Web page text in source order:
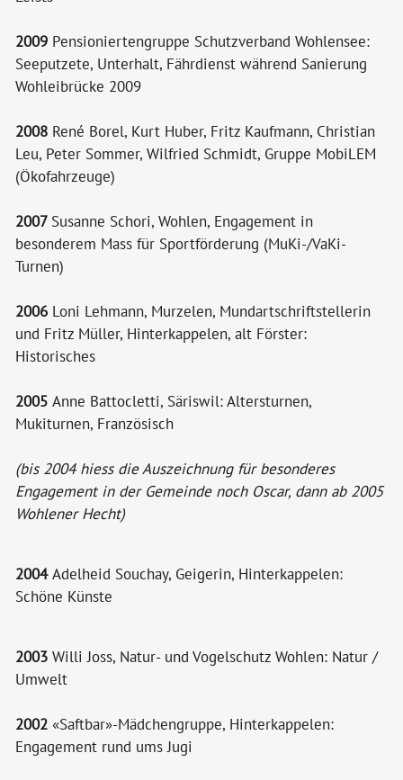
2009 Pensioniertengruppe Schutzverband Wohlensee:
Seeputzete, Unterhalt, Fährdienst während Sanierung
Wohleibrücke 2009
2008 René Borel, Kurt Huber, Fritz Kaufmann, Christian
Leu, Peter Sommer, Wilfried Schmidt, Gruppe MobiLEM
(Ökofahrzeuge)
2007 Susanne Schori, Wohlen, Engagement in
besonderem Mass für Sportförderung (MuKi-/VaKi-
Turnen)
2006 Loni Lehmann, Murzelen, Mundartschriftstellerin
und Fritz Müller, Hinterkappelen, alt Förster:
Historisches
2005 Anne Battocletti, Säriswil: Altersturnen,
Mukiturnen, Französisch
(bis 2004 hiess die Auszeichnung für besonderes
Engagement in der Gemeinde noch Oscar, dann ab 2005
Wohlener Hecht)
2004Adelheid Souchay, Geigerin, Hinterkappelen:
Schöne Künste
2003 Willi Joss, Natur- und Vogelschutz Wohlen: Natur /
Umwelt
2002 «Saftbar»-Mädchengruppe, Hinterkappelen:
Engagement rund ums Jugi